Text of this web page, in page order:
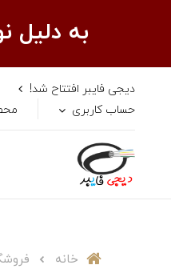
به دلیل
دیجی فایبر افتتاح شد!
حساب کاربری
خانه